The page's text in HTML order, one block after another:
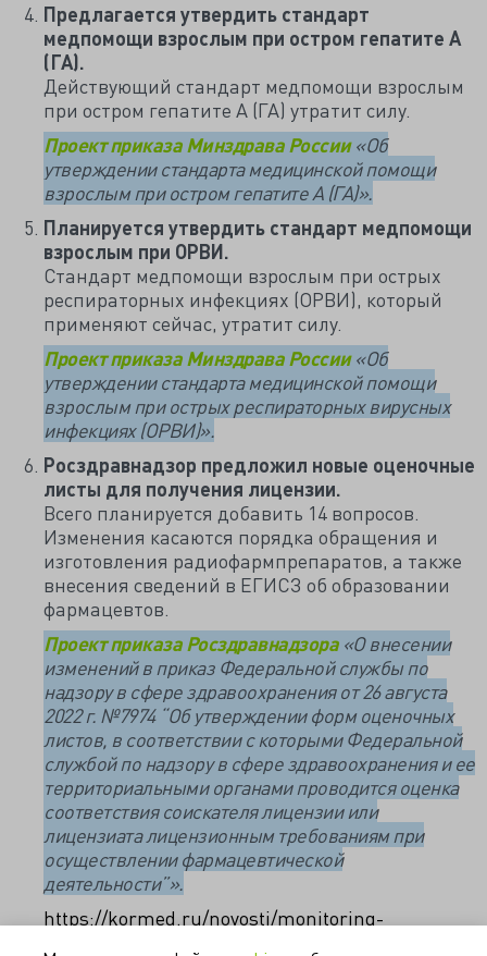
Предлагается утвердить стандарт
медпомощи взрослым при остром гепатите А
(ГА).
Действующий стандарт медпомощи взрослым
при остром гепатите А (ГА) утратит силу.
Проект приказа Минздрава России«Об
утверждении стандарта медицинской помощи
взрослым при остром гепатите А (ГА)».
Планируется утвердить стандарт медпомощи
взрослым при ОРВИ.
Стандарт медпомощи взрослым при острых
респираторных инфекциях (ОРВИ), который
применяют сейчас, утратит силу.
Проект приказа Минздрава России«Об
утверждении стандарта медицинской помощи
взрослым при острых респираторных вирусных
инфекциях (ОРВИ)».
Росздравнадзор предложил новые оценочные
листы для получения лицензии.
Всего планируется добавить 14 вопросов.
Изменения касаются порядка обращения и
изготовления радиофармпрепаратов, а также
внесения сведений в ЕГИСЗ об образовании
фармацевтов.
Проект приказа Росздравнадзора«О внесении
изменений в приказ Федеральной службы по
надзору в сфере здравоохранения от 26 августа
2022 г. №7974 “Об утверждении форм оценочных
листов, в соответствии с которыми Федеральной
службой по надзору в сфере здравоохранения и ее
территориальными органами проводится оценка
соответствия соискателя лицензии или
лицензиата лицензионным требованиям при
осуществлении фармацевтической
деятельности”».
https://kormed.ru/novosti/monitoring-